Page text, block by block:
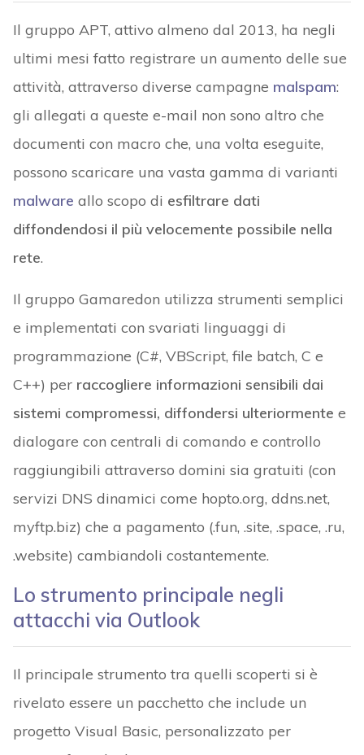
Il gruppo APT, attivo almeno dal 2013, ha negli
ultimi mesi fatto registrare un aumento delle sue
attività, attraverso diverse campagne malspam:
gli allegati a queste e-mail non sono altro che
documenti con macro che, una volta eseguite,
possono scaricare una vasta gamma di varianti
malware allo scopo di esfiltrare dati
diffondendosi il più velocemente possibile nella
rete.
Il gruppo Gamaredon utilizza strumenti semplici
e implementati con svariati linguaggi di
programmazione (C#, VBScript, file batch, C e
C++) per raccogliere informazioni sensibili dai
sistemi compromessi, diffondersi ulteriormente e
dialogare con centrali di comando e controllo
raggiungibili attraverso domini sia gratuiti (con
servizi DNS dinamici come hopto.org, ddns.net,
myftp.biz) che a pagamento (.fun, .site, .space, .ru,
.website) cambiandoli costantemente.
Lo strumento principale negli
attacchi via Outlook
Il principale strumento tra quelli scoperti si è
rivelato essere un pacchetto che include un
progetto Visual Basic, personalizzato per